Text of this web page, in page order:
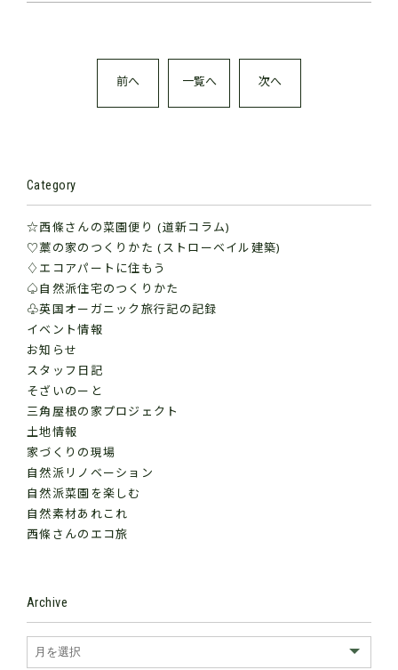
前へ 一覧へ 次へ
Category
☆西條さんの菜園便り (道新コラム)
♡藁の家のつくりかた (ストローベイル建築)
♢エコアパートに住もう
♤自然派住宅のつくりかた
♧英国オーガニック旅行記の記録
イベント情報
お知らせ
スタッフ日記
そざいのーと
三角屋根の家プロジェクト
土地情報
家づくりの現場
自然派リノベーション
自然派菜園を楽しむ
自然素材あれこれ
西條さんのエコ旅
Archive